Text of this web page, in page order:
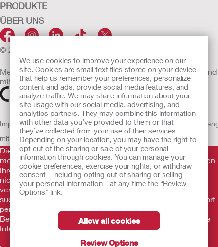
We use cookies to improve your experience on our
site. Cookies are small text files stored on your device
that help us remember your preferences, personalize
content and ads, provide social media features, and
analyze traffic. We may share information about your
site usage with our social media, advertising, and
analytics partners. They may combine this information
with other data you’ve provided to them or that
they’ve collected from your use of their services.
Depending on your location, you may have the right to
opt out of the sharing or sale of your personal
information through cookies. You can manage your
cookie preferences, exercise your rights, or withdraw
consent—including opting out of sharing or selling
your personal information—at any time the “Review
Options” link.
Allow all cookies
Review Options
PRODUKTE
ÜBER UNS
© 2026 Hollister Incorporated
Medizinprodukte, die innerhalb der EU vertrieben werden, sind
mit einem der folgenden Symbole gekennzeichnet
Impressum AGB Nutzungsbedingungen Datenschutzerklärung
mit CookiesEU Whistleblowern-Mitteilung
Die Informationen auf dieser Website sind nicht als
medizinische Beratung gedacht und sollen die Empfehlungen
Ihres eigenen Arztes oder anderer medizinischer Fachkräfte
nicht ersetzen. Diese Website sollte auch nicht dazu
verwendet werden, in einem medizinischen Notfall Hilfe zu
suchen. In einem medizinischen Notfall sollten Sie sich sofort
persönlich in ärztliche Behandlung begeben. Da sich
Bestimmungen ab und zu ändern, besuchen Sie bitte unsere
Internetseite für die aktuellsten Informationen.